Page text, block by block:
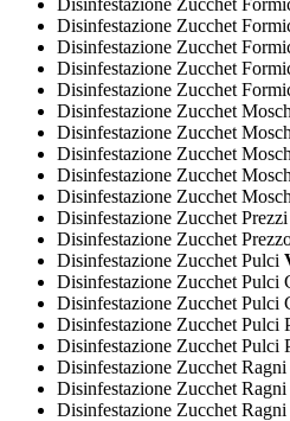
Disinfestazione Zucchet
Disinfestazione Zucchet
Disinfestazione Zucchet
Disinfestazione Zucchet
Disinfestazione Zucchet
Disinfestazione Zucchet
Disinfestazione Zucchet
Disinfestazione Zucchet
Disinfestazione Zucchet
Disinfestazione Zucchet Prezzi
Disinfestazione Zucchet
Disinfestazione Zucchet Pulci
Disinfestazione Zucchet Pulci
Disinfestazione Zucchet Pulci
Disinfestazione Zucchet Pulci
Disinfestazione Zucchet Pulci
Disinfestazione Zucchet Ragni
Disinfestazione Zucchet Ragni
Disinfestazione Zucchet